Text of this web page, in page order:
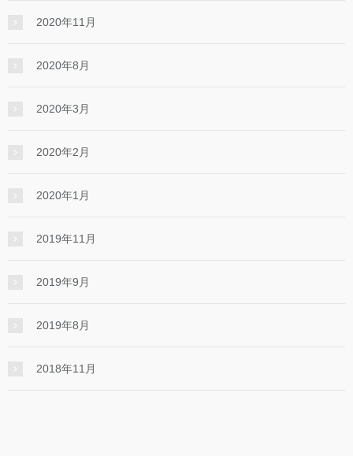
2020年11月
2020年8月
2020年3月
2020年2月
2020年1月
2019年11月
2019年9月
2019年8月
2018年11月